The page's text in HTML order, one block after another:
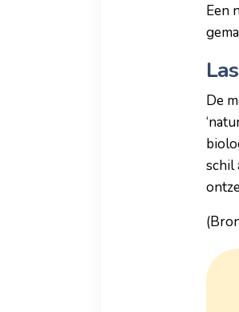
Een
De
schil